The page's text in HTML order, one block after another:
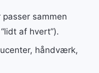
sammen
af hvert”).
håndværk,